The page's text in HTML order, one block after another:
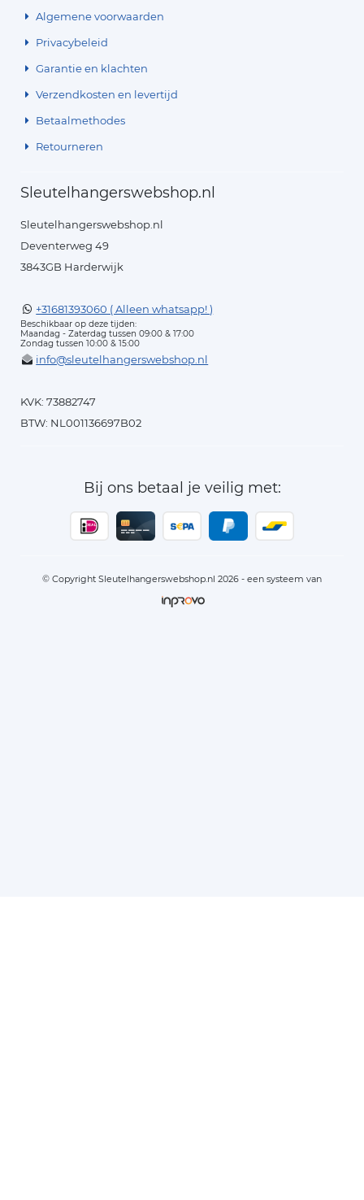
Algemene voorwaarden
Privacybeleid
Garantie en klachten
Verzendkosten en levertijd
Betaalmethodes
Retourneren
Sleutelhangerswebshop.nl
Sleutelhangerswebshop.nl
Deventerweg 49
3843GB Harderwijk
+31681393060 ( Alleen whatsapp! )
Beschikbaar op deze tijden:
Maandag - Zaterdag tussen 09:00 & 17:00
Zondag tussen 10:00 & 15:00
info@sleutelhangerswebshop.nl
KVK: 73882747
BTW: NL001136697B02
Bij ons betaal je veilig met:
© Copyright Sleutelhangerswebshop.nl 2026 - een systeem van